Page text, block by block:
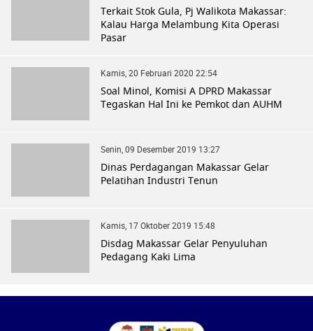
Terkait Stok Gula, Pj Walikota Makassar:
Kalau Harga Melambung Kita Operasi
Pasar
Kamis, 20 Februari 2020 22:54
Soal Minol, Komisi A DPRD Makassar
Tegaskan Hal Ini ke Pemkot dan AUHM
Senin, 09 Desember 2019 13:27
Dinas Perdagangan Makassar Gelar
Pelatihan Industri Tenun
Kamis, 17 Oktober 2019 15:48
Disdag Makassar Gelar Penyuluhan
Pedagang Kaki Lima